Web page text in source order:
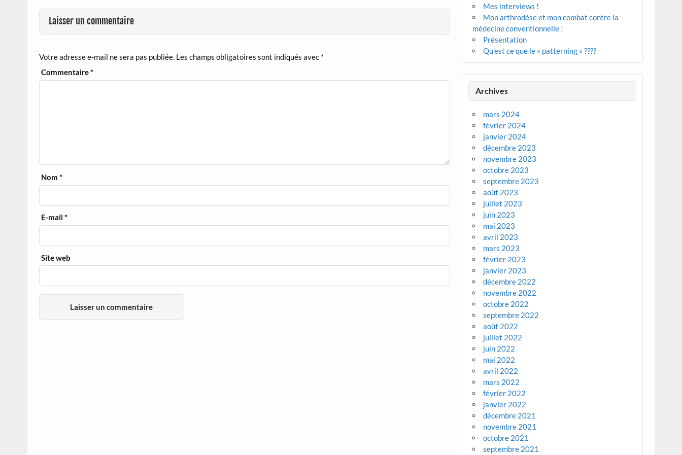
Laisser un commentaire
Votre adresse e-mail ne sera pas publiée. Les champs obligatoires sont indiqués avec *
Commentaire*
Nom*
E-mail*
Site web
Mes interviews !
Mon arthrodèse et mon combat contre la
médecine conventionnelle !
Présentation
Qu’est ce que le « patterning » ????
Archives
mars 2024
février 2024
janvier 2024
décembre 2023
novembre 2023
octobre 2023
septembre 2023
août 2023
juillet 2023
juin 2023
mai 2023
avril 2023
mars 2023
février 2023
janvier 2023
décembre 2022
novembre 2022
octobre 2022
septembre 2022
août 2022
juillet 2022
juin 2022
mai 2022
avril 2022
mars 2022
février 2022
janvier 2022
décembre 2021
novembre 2021
octobre 2021
septembre 2021